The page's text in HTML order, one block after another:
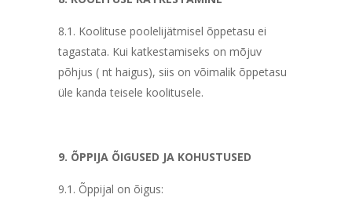
8.1. Koolituse poolelijätmisel õppetasu ei
tagastata. Kui katkestamiseks on mõjuv
põhjus ( nt haigus), siis on võimalik õppetasu
üle kanda teisele koolitusele.
9. ÕPPIJA ÕIGUSED JA KOHUSTUSED
9.1. Õppijal on õigus: